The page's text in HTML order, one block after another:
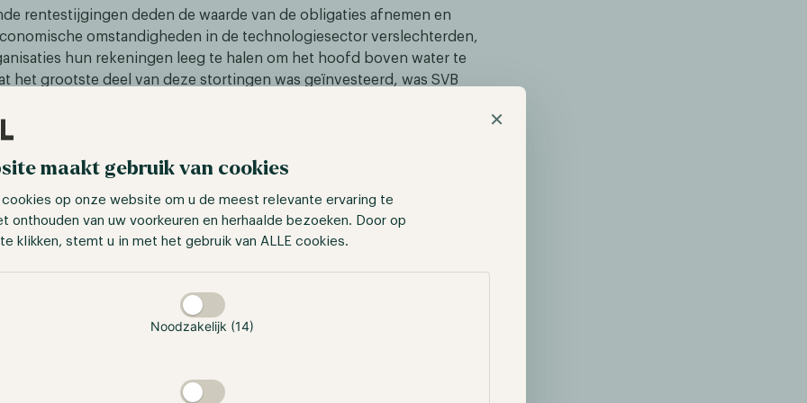
×
maakt gebruik van cookies
cookies op onze website om u de meest relevante ervaring te
onthouden van uw voorkeuren en herhaalde bezoeken. Door op
klikken, stemt u in met het gebruik van ALLE cookies.
Noodzakelijk (14)
rentestijgingen deden de waarde van de obligaties afnemen en
omstandigheden in de technologiesector verslechterden,
hun rekeningen leeg te halen om het hoofd boven water te
het grootste deel van deze stortingen was geïnvesteerd, was SVB
financiële gezondheid van de bank. Uiteindelijk zorgden deze
zoveel paniek onder de depositohouders dat er een bankrun ontstond,
leidde tot de ineenstorting van de bank.
van SVB werd ook gevoeld op de cryptocurrency markt doordat de
en het onderhouden van de USDC-reserves. USDC heeft